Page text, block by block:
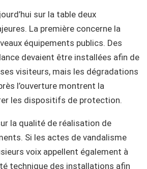
sur la table deux
La première concerne la
équipements publics. Des
devaient être installées afin de
visiteurs, mais les dégradations
l’ouverture montrent la
les dispositifs de protection.
la qualité de réalisation de
Si les actes de vandalisme
voix appellent également à
technique des installations afin